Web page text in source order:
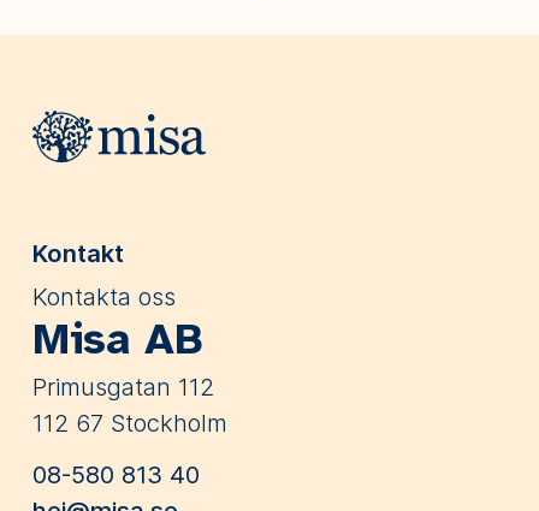
Webbplatsens sidfot
Kontakt
Kontakta oss
Misa AB
Primusgatan 112
112 67 Stockholm
08-580 813 40